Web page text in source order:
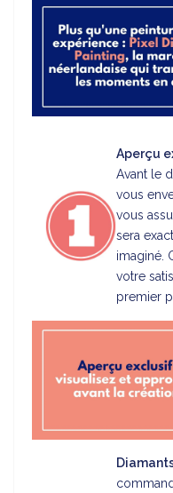
Aperçu
Avant le
vous
vous
sera
imaginé.
votre
premier